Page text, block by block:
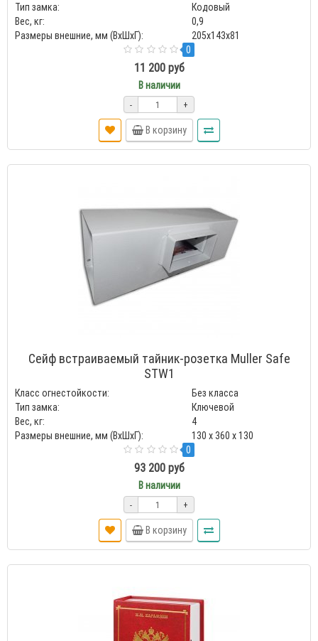
Тип замка:
Кодовый
Вес, кг:
0,9
Размеры внешние, мм (ВхШхГ):
205x143x81
0
11 200 руб
В наличии
- +
В корзину
Сейф встраиваемый тайник-розетка Muller Safe
STW1
Класс огнестойкости:
Без класса
Тип замка:
Ключевой
Вес, кг:
4
Размеры внешние, мм (ВхШхГ):
130 x 360 x 130
0
93 200 руб
В наличии
- +
В корзину